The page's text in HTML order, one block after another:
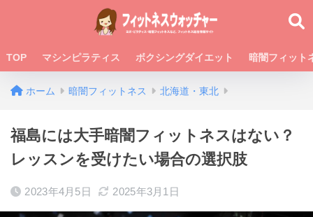
TOP マシンピラティス ボクシングダイエット 暗闇フィット
ホーム 暗闇フィットネス 北海道・東北
福島には大手暗闇フィットネスはない？
レッスンを受けたい場合の選択肢
2023年4月5日 2025年3月1日